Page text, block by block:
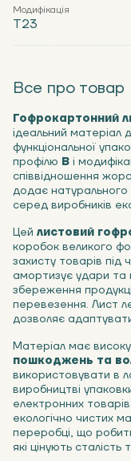
Модифікація
Т23
Все про товар
Гофрокартонний
ідеальний матеріал
функціональної
профілю В і
співвідношення
додає
серед виробників
Цей листовий
коробок великого
захисту товарів під
амортизує удари
збереження
перевезення. Лист
дозволяє
Матеріал має високу
пошкоджень та
використовувати в
виробництві
електронних
екологічно чистих
переробці, що
які цінують сталість